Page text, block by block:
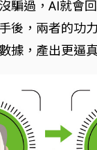
騙過，AI就會
後，兩者的功
據，產出更逼